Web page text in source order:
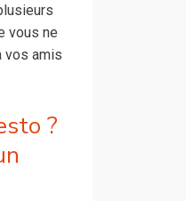
vous ne
vos amis
?